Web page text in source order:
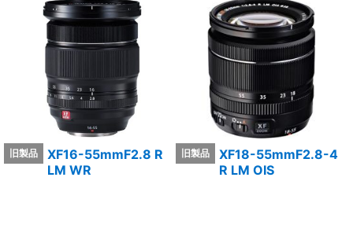
XF16-55mmF2.8 R
LM WR
XF18-55mmF2.8-4
R LM OIS